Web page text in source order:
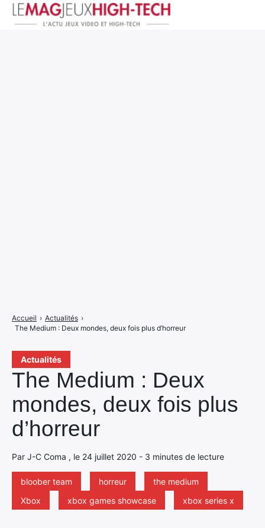
Actualités
The Medium : Deux
mondes, deux fois plus
d’horreur
Par J-C Coma , le 24 juillet 2020 - 3 minutes de lecture
bloober team horreur
the medium
Xbox
xbox games showcase xbox series x
Accueil › Actualités ›
The Medium : Deux mondes, deux fois plus d’horreur